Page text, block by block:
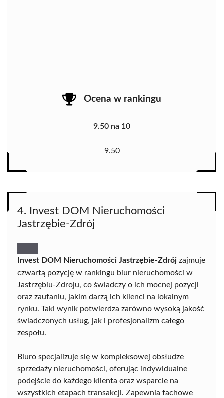
Ocena w rankingu
9.50 na 10
9.50
4. Invest DOM Nieruchomości
Jastrzębie-Zdrój
Invest DOM Nieruchomości Jastrzębie-Zdrój zajmuje
czwartą pozycję w rankingu biur nieruchomości w
Jastrzębiu-Zdroju, co świadczy o ich mocnej pozycji
oraz zaufaniu, jakim darzą ich klienci na lokalnym
rynku. Taki wynik potwierdza zarówno wysoką jakość
świadczonych usług, jak i profesjonalizm całego
zespołu.
Biuro specjalizuje się w kompleksowej obsłudze
sprzedaży nieruchomości, oferując indywidualne
podejście do każdego klienta oraz wsparcie na
wszystkich etapach transakcji. Zapewnia fachowe